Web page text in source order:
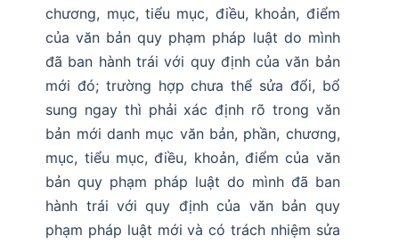
chương, mục, tiểu mục, điều, khoản, điểm
của văn bản quy phạm pháp luật do mình
đã ban hành trái với quy định của văn bản
mới đó; trường hợp chưa thể sửa đổi, bổ
sung ngay thì phải xác định rõ trong văn
bản mới danh mục văn bản, phần, chương,
mục, tiểu mục, điều, khoản, điểm của văn
bản quy phạm pháp luật do mình đã ban
hành trái với quy định của văn bản quy
phạm pháp luật mới và có trách nhiệm sửa